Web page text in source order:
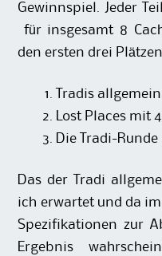
Gewinnspiel. Jeder
für insgesamt 8
den ersten drei
Tradis
Lost Places mit
Die Tradi-
Das der Tradi
ich erwartet und da
Spezifikationen zur
Ergebnis